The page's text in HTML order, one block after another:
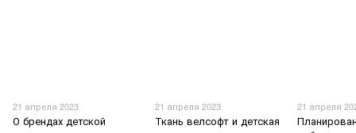
21 апреля 2023
О брендах детской
21 апреля 2023
Ткань велсофт и детская
21 апреля